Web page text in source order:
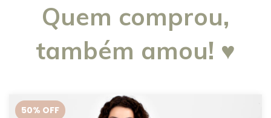
Quem comprou,
também amou! ♥
50% OFF